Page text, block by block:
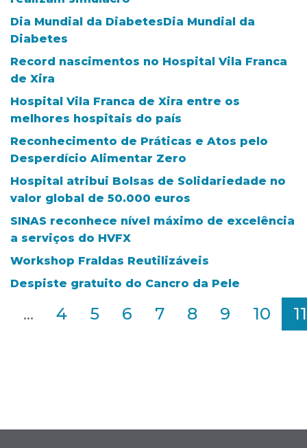
Dia Mundial da DiabetesDia Mundial da
Diabetes
Record nascimentos no Hospital Vila Franca
de Xira
Hospital Vila Franca de Xira entre os
melhores hospitais do país
Reconhecimento de Práticas e Atos pelo
Desperdício Alimentar Zero
Hospital atribui Bolsas de Solidariedade no
valor global de 50.000 euros
SINAS reconhece nível máximo de excelência
a serviços do HVFX
Workshop Fraldas Reutilizáveis
Despiste gratuito do Cancro da Pele
... 4 5 6 7 8 9 10 11